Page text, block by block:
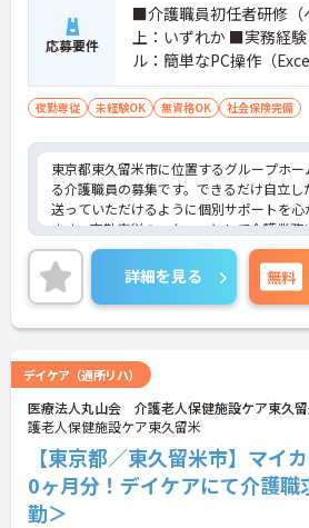
応募要件
■介護職員初任者研修（
上：いずれか ■実務経
ル：簡単なPC操作（
方）
夜勤専従 未経験OK 無資格OK 社会保険完備
東京都東久留米市に位置するグループホー
る介護職員の募集です。できるだけ自立し
送っていただけるように個別サポートを心
ます。夜勤専従のスタッフとして介護業務
を行っていただきます。
勤務日数は週1日～相談可能なので、プラ
を大切にしながらご勤務いただけます。
面接対策ポイントなど、さらに詳細をお話
ますのでお気軽にご相談ください！
詳細を見る 無料
デイケア（通所リハ）
医療法人丸山会 介護老人保健施設ケア東久
護老人保健施設ケア東久留米
【東京都／東久留米市】マイ
0ヶ月分！デイケアにて介護職
勤＞